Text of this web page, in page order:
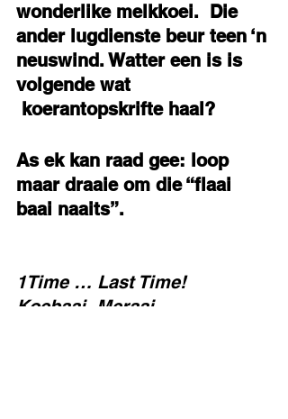
wonderlike melkkoei.  Die
ander lugdienste beur teen ‘n
neuswind. Watter een is is
volgende wat
koerantopskrifte haal?
As ek kan raad gee: loop
maar draaie om die “flaai
baai naaits”.
1Time … Last Time!
Koebaai, Meraai.